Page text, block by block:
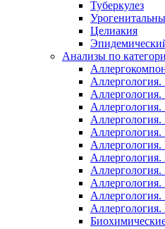
Туберкулез
Целиакия
Анализы по
Аллергология.
Аллергология.